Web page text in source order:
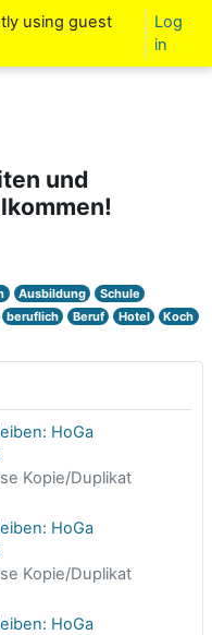
using guest
Log
in
und
Ausbildung
Schule
beruflich Beruf Hotel Koch
HoGa
Kopie/Duplikat
HoGa
Kopie/Duplikat
HoGa